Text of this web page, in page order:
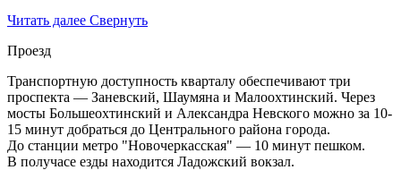
Читать далее Свернуть
Проезд
Транспортную доступность кварталу обеспечивают три
проспекта — Заневский, Шаумяна и Малоохтинский. Через
мосты Большеохтинский и Александра Невского можно за 10-
15 минут добраться до Центрального района города.
До станции метро "Новочеркасская" — 10 минут пешком.
В получасе езды находится Ладожский вокзал.